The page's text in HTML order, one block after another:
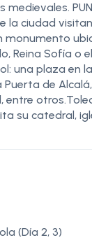
la ciudad
Reina Sofía o
una plaza en
Puerta de
entre
su catedral,
(Día 2, 3)